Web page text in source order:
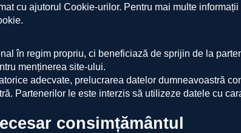
cu ajutorul Cookie-urilor. Pentru mai multe
în regim propriu, ci beneficiază de sprijin de la
menținerea site-ului.
adecvate, prelucrarea datelor dumneavoastră
Partenerilor le este interzis să utilizeze datele cu
consimțământul